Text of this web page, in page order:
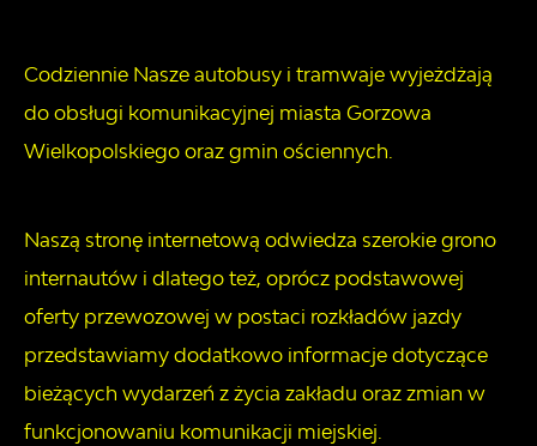
Codziennie Nasze autobusy i tramwaje wyjeżdżają
do obsługi komunikacyjnej miasta Gorzowa
Wielkopolskiego oraz gmin ościennych.
Naszą stronę internetową odwiedza szerokie grono
internautów i dlatego też, oprócz podstawowej
oferty przewozowej w postaci rozkładów jazdy
przedstawiamy dodatkowo informacje dotyczące
bieżących wydarzeń z życia zakładu oraz zmian w
funkcjonowaniu komunikacji miejskiej.